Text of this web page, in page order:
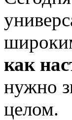
как
нужно
целом.